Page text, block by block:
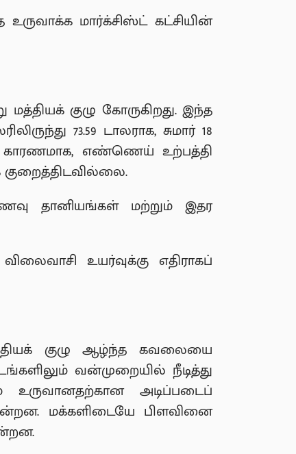
மார்க்சிஸ்ட் கட்சியின்
குழு கோருகிறது. இந்த
73.59 டாலராக, சுமார் 18
காரணமாக, எண்ணெய் உற்பத்தி
தானியங்கள் மற்றும் இதர
உயர்வுக்கு எதிராகப்
குழு ஆழ்ந்த கவலையை
வன்முறையில் நீடித்து
அடிப்படைப்
மக்களிடையே பிளவினை